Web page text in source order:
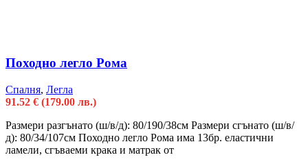
Походно легло Рома
Спалня, Легла
91.52 € (179.00 лв.)
Размери разгънато (ш/в/д): 80/190/38см Размери сгънато (ш/в/
д): 80/34/107см Походно легло Рома има 13бр. еластични
ламели, сгъваеми крака и матрак от